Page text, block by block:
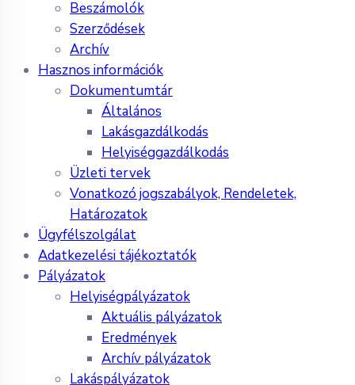
Beszámolók
Szerződések
Archív
Hasznos információk
Dokumentumtár
Általános
Lakásgazdálkodás
Helyiséggazdálkodás
Üzleti tervek
Vonatkozó jogszabályok, Rendeletek,
Határozatok
Ügyfélszolgálat
Adatkezelési tájékoztatók
Pályázatok
Helyiségpályázatok
Aktuális pályázatok
Eredmények
Archív pályázatok
Lakáspályázatok